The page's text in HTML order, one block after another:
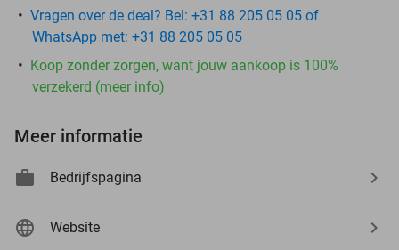
Vragen over de deal? Bel: +31 88 205 05 05 of
WhatsApp met: +31 88 205 05 05
Koop zonder zorgen, want jouw aankoop is 100%
verzekerd (meer info)
Meer informatie
Bedrijfspagina
Website